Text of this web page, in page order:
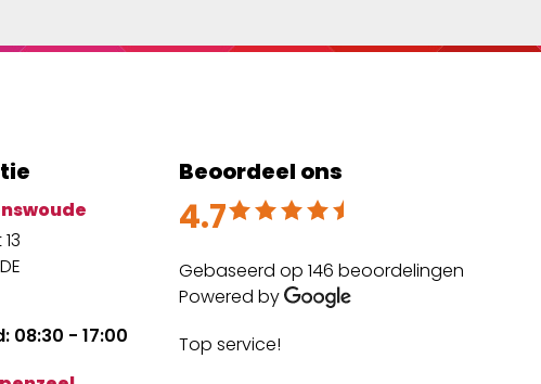
08:30 - 17:00
Beoordeel ons
4.7
Beoordeeld met 4.7 uit 5
Gebaseerd op 146 beoordelingen
Powered by
Top service!